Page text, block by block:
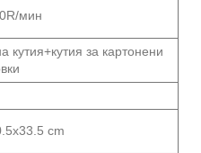
мин
кутия+кутия за картонени
cm